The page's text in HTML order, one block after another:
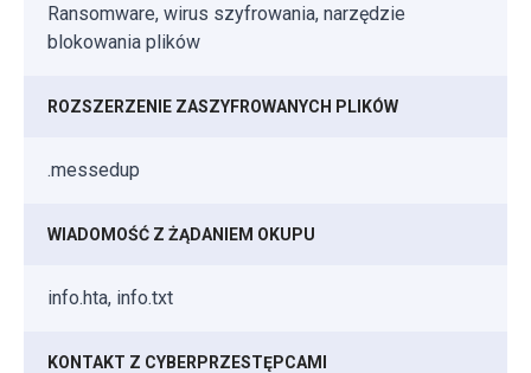
Ransomware, wirus szyfrowania, narzędzie
blokowania plików
ROZSZERZENIE ZASZYFROWANYCH PLIKÓW
.messedup
WIADOMOŚĆ Z ŻĄDANIEM OKUPU
info.hta, info.txt
KONTAKT Z CYBERPRZESTĘPCAMI